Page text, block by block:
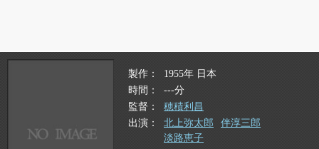
製作
1955年 日本
時間
---分
監督
穂積利昌
出演
北上弥太郎
伴淳三郎
淡路恵子